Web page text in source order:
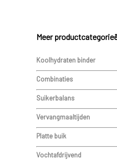
dan blijft het de kunst om
kilo’s er weer snel bijkomen
door anders te blijven eten
verbruikt meer energie dan
Meer
Koolhydraten binder
Combinaties
Suikerbalans
Vervangmaaltijden
Platte buik
Vochtafdrijvend